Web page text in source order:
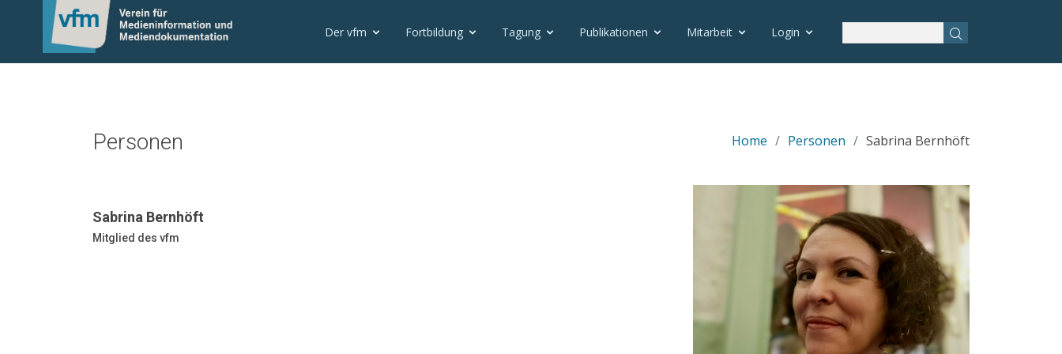
Der vfm Fortbildung Tagung Publikationen Mitarbeit Login
Personen Home Personen Sabrina Bernhöft
Sabrina Bernhöft
Mitglied des vfm